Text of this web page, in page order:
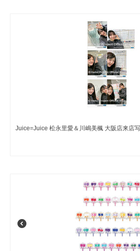
Juice=Juice 松永里愛＆川嶋美楓 大阪店来店